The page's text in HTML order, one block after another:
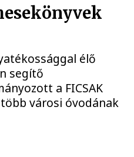
élő
segítő
a FICSAK
városi óvodának